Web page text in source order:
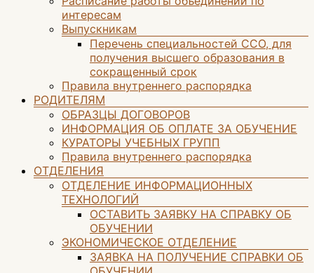
интересам
Выпускникам
Перечень специальностей ССО, для
получения высшего образования в
сокращенный срок
Правила внутреннего распорядка
РОДИТЕЛЯМ
ОБРАЗЦЫ ДОГОВОРОВ
ИНФОРМАЦИЯ ОБ ОПЛАТЕ ЗА ОБУЧЕНИЕ
КУРАТОРЫ УЧЕБНЫХ ГРУПП
Правила внутреннего распорядка
ОТДЕЛЕНИЯ
ОТДЕЛЕНИЕ ИНФОРМАЦИОННЫХ
ТЕХНОЛОГИЙ
ОСТАВИТЬ ЗАЯВКУ НА СПРАВКУ ОБ
ОБУЧЕНИИ
ЭКОНОМИЧЕСКОЕ ОТДЕЛЕНИЕ
ЗАЯВКА НА ПОЛУЧЕНИЕ СПРАВКИ ОБ